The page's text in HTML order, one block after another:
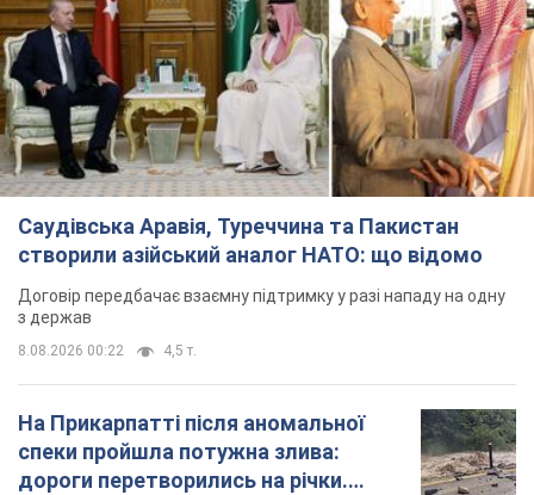
Саудівська Аравія, Туреччина та Пакистан
створили азійський аналог НАТО: що відомо
Договір передбачає взаємну підтримку у разі нападу на одну
з держав
8.08.2026 00:22 4,5 т.
На Прикарпатті після аномальної
спеки пройшла потужна злива:
дороги перетворились на річки.